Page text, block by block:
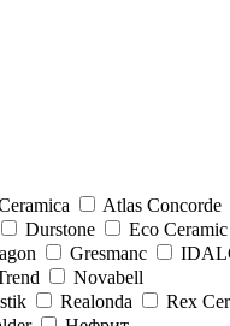
Atlas Concorde
Durstone Eco Ceramic
Gresmanc
Novabell
Realonda Rex